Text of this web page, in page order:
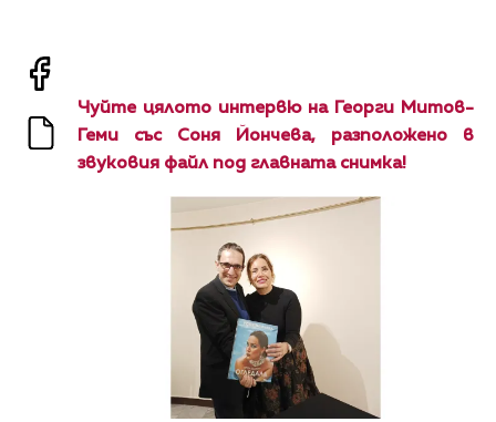
Чуйте цялото интервю на Георги Митов-
Геми със Соня Йончева, разположено в
звуковия файл под главната снимка!